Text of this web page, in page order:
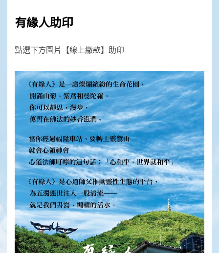
有緣人助印
點選下方圖片【線上繳款】助印